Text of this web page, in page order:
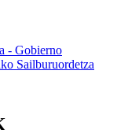
- Gobierno
Sailburuordetza